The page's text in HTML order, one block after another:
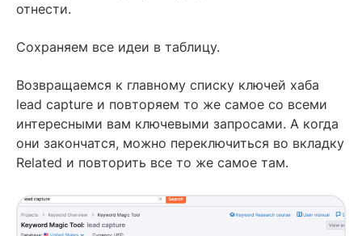
отнести.
Сохраняем все идеи в таблицу.
Возвращаемся к главному списку ключей хаба
lead capture и повторяем то же самое со всеми
интересными вам ключевыми запросами. А когда
они закончатся, можно переключиться во вкладку
Related и повторить все то же самое там.